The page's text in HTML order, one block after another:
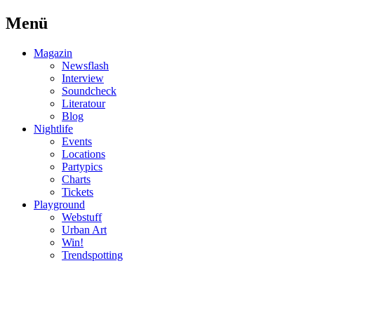
Menü
Magazin
Newsflash
Interview
Soundcheck
Literatour
Blog
Nightlife
Events
Locations
Partypics
Charts
Tickets
Playground
Webstuff
Urban Art
Win!
Trendspotting